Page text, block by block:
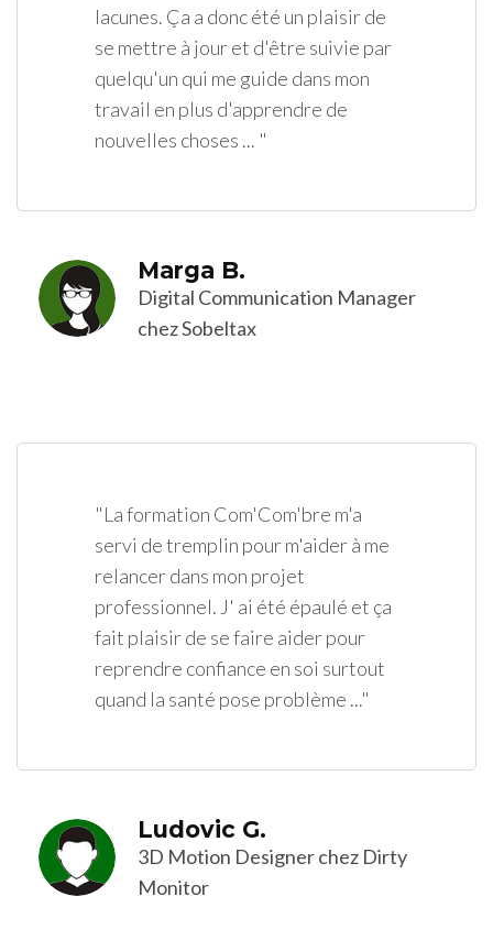
Marga B.
Digital Communication Manager
chez Sobeltax
lacunes. Ça a donc été un plaisir de
se mettre à jour et d'être suivie par
quelqu'un qui me guide dans mon
travail en plus d'apprendre de
nouvelles choses ... "
Ludovic G.
3D Motion Designer chez Dirty
Monitor
"La formation Com'Com'bre m'a
servi de tremplin pour m'aider à me
relancer dans mon projet
professionnel. J' ai été épaulé et ça
fait plaisir de se faire aider pour
reprendre confiance en soi surtout
quand la santé pose problème ..."